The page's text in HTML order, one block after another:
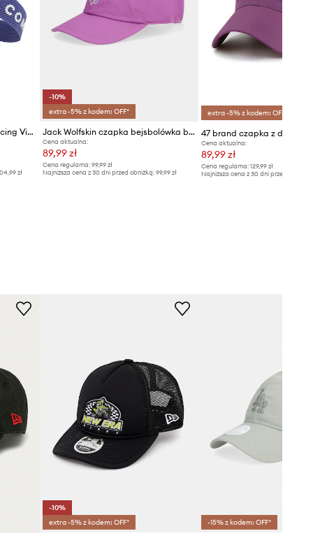
Compressport daszek Pro Racing Visor
zł
-10%
extra -5% z kodem: OFF*
Jack Wolfskin czapka bejsbolówka bawełniana Celebrate The Paw
Cena aktualna:
89,99 zł
Cena regularna:99,99 zł
Najniższa cena z 30 dni przed obniżką:99,99 zł
extra -5% z kodem: OFF*
Cena aktualna:
89,99 zł
Cena regularna: 129,99 zł
Najniższa cena z 30 dni przed obniżką:
-10%
extra -5% z kodem: OFF*
-15% z kodem: OFF*